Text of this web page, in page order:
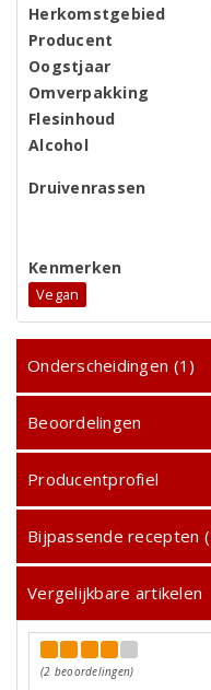
Herkomstgebied
Producent
Oogstjaar
Omverpakking
Flesinhoud
Alcohol
Druivenrassen
Kenmerken
Vegan
Onderscheidingen (1)
Beoordelingen
Producentprofiel
Bijpassende recepten
Vergelijkbare artikelen
(2 beoordelingen)